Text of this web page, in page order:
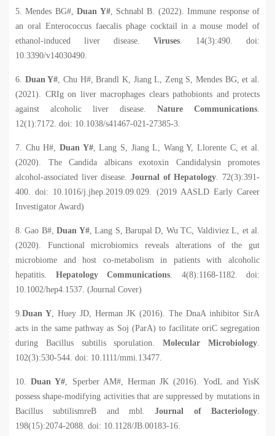
5. Mendes BG#,Duan Y#, Schnabl B. (2022). Immune response of
an oral Enterococcus faecalisphage cocktail in a mouse model of
ethanol-induced liver disease. Viruses. 14(3):490. doi:
10.3390/v14030490.
6. Duan Y#, Chu H#, Brandl K, Jiang L, Zeng S, Mendes BG, et al.
(2021). CRIg on liver macrophages clears pathobionts and protects
against alcoholic liver disease. Nature Communications.
12(1):7172. doi: 10.1038/s41467-021-27385-3.
7. Chu H#, Duan Y#, Lang S, Jiang L, Wang Y, Llorente C, et al.
(2020). The Candida albicansexotoxin Candidalysin promotes
alcohol-associated liver disease. Journal of Hepatology. 72(3):391-
400. doi: 10.1016/j.jhep.2019.09.029. (2019 AASLD Early Career
Investigator Award)
8. Gao B#, Duan Y#, Lang S, Barupal D, Wu TC, Valdiviez L, et al.
(2020). Functional microbiomics reveals alterations of the gut
microbiome and host co-metabolism in patients with alcoholic
hepatitis. Hepatology Communications. 4(8):1168-1182. doi:
10.1002/hep4.1537. (Journal Cover)
9.Duan Y, Huey JD, Herman JK (2016). The DnaA inhibitor SirA
acts in the same pathway as Soj (ParA) to facilitate oriC segregation
during Bacillus subtilis sporulation.Molecular Microbiology.
102(3):530-544. doi: 10.1111/mmi.13477.
10.Duan Y#, Sperber AM#, Herman JK (2016). YodL and YisK
possess shape-modifying activities that are suppressed by mutations in
Bacillus subtilismreB and mbl.Journal of Bacteriology.
198(15):2074-2088. doi: 10.1128/JB.00183-16.